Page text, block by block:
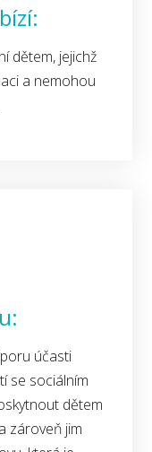
dětem, jejichž
a nemohou
účasti
se sociálním
dětem
zároveň jim